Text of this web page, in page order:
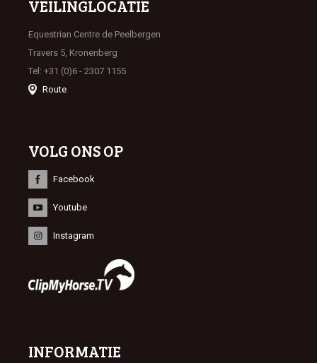
VEILINGLOCATIE
Equestrian Centre de Peelbergen
Travers 5, Kronenberg
Tel: +31 (0)6 - 2307 1155
Route
VOLG ONS OP
Facebook
Youtube
Instagram
INFORMATIE